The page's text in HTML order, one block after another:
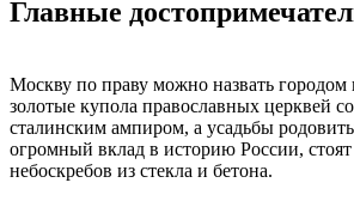
Главные
Москву по праву можно назвать городом
золотые купола православных церквей
сталинским ампиром, а усадьбы
огромный вклад в историю России, стоят
небоскребов из стекла и бетона.